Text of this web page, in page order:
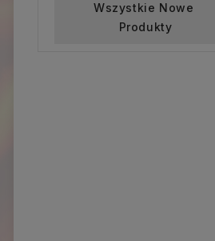
Wszystkie Nowe
Produkty